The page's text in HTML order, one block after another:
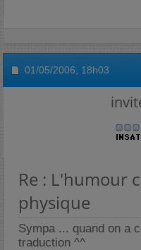
01/05/2006, 18h03
Re : L'humour
physique
Sympa ... quand on a
traduction ^^